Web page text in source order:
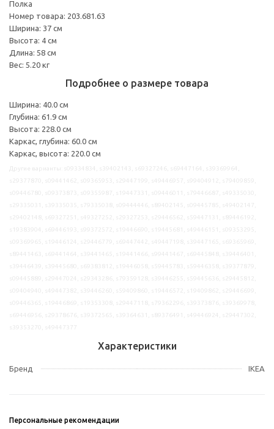
Полка
Номер товара: 203.681.63
Ширина: 37 см
Высота: 4 см
Длина: 58 см
Вес: 5.20 кг
Подробнее о размере товара
Ширина: 40.0 см
Глубина: 61.9 см
Высота: 228.0 см
Каркас, глубина: 60.0 см
Каркас, высота: 220.0 см
Характеристики
Бренд IKEA
Персональные рекомендации